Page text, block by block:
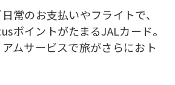
常のお支払いやフライトで、
ポイントがたまるJALカード。
ムサービスで旅がさらにおト